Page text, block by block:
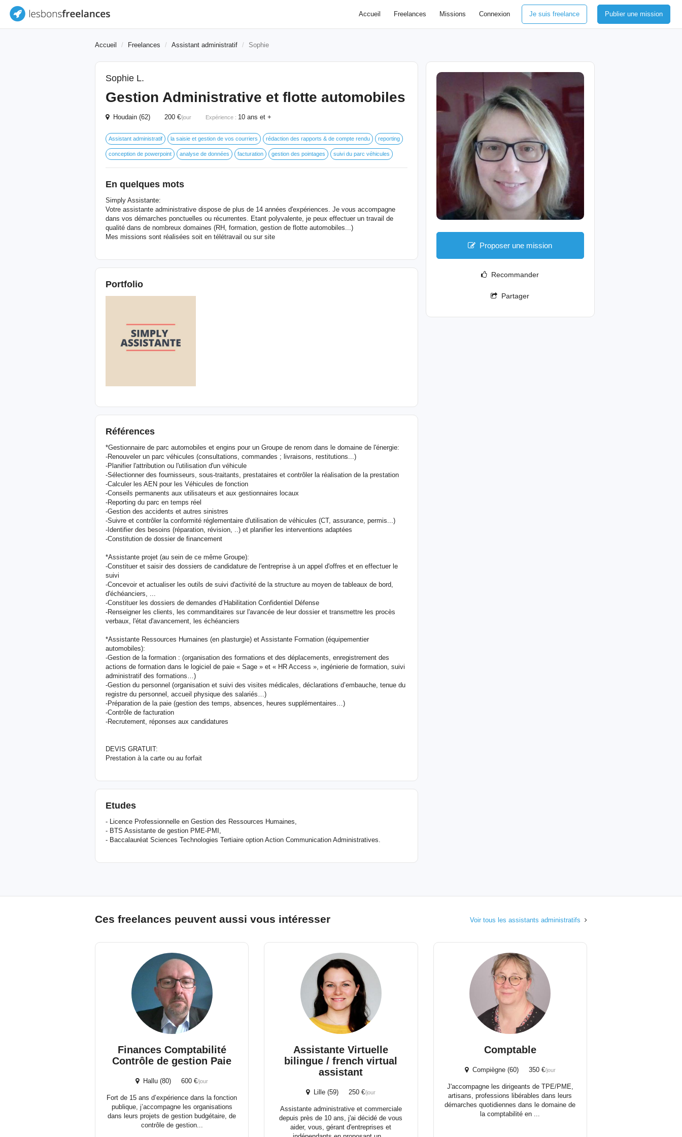
Accueil Freelances Missions Connexion Je suis freelance Publier une mission
Accueil Freelances Assistant administratif Sophie
Sophie L.
Gestion Administrative et flotte automobiles
Houdain (62) 200 €/jour Expérience : 10 ans et +
Assistant administratif la saisie et gestion de vos courriers rédaction des rapports & de compte rendu reporting
conception de powerpoint analyse de données facturation gestion des pointages suivi du parc véhicules
En quelques mots
Simply Assistante:
Votre assistante administrative dispose de plus de 14 années d'expériences. Je vous accompagne
dans vos démarches ponctuelles ou récurrentes. Etant polyvalente, je peux effectuer un travail de
qualité dans de nombreux domaines (RH, formation, gestion de flotte automobiles...)
Mes missions sont réalisées soit en télétravail ou sur site
Portfolio
Références
*Gestionnaire de parc automobiles et engins pour un Groupe de renom dans le domaine de l'énergie:
-Renouveler un parc véhicules (consultations, commandes ; livraisons, restitutions...)
-Planifier l'attribution ou l'utilisation d'un véhicule
-Sélectionner des fournisseurs, sous-traitants, prestataires et contrôler la réalisation de la prestation
-Calculer les AEN pour les Véhicules de fonction
-Conseils permanents aux utilisateurs et aux gestionnaires locaux
-Reporting du parc en temps réel
-Gestion des accidents et autres sinistres
-Suivre et contrôler la conformité réglementaire d'utilisation de véhicules (CT, assurance, permis...)
-Identifier des besoins (réparation, révision, ..) et planifier les interventions adaptées
-Constitution de dossier de financement
*Assistante projet (au sein de ce même Groupe):
-Constituer et saisir des dossiers de candidature de l'entreprise à un appel d'offres et en effectuer le
suivi
-Concevoir et actualiser les outils de suivi d'activité de la structure au moyen de tableaux de bord,
d'échéanciers, ...
-Constituer les dossiers de demandes d’Habilitation Confidentiel Défense
-Renseigner les clients, les commanditaires sur l'avancée de leur dossier et transmettre les procès
verbaux, l'état d'avancement, les échéanciers
*Assistante Ressources Humaines (en plasturgie) et Assistante Formation (équipementier
automobiles):
-Gestion de la formation : (organisation des formations et des déplacements, enregistrement des
actions de formation dans le logiciel de paie « Sage » et « HR Access », ingénierie de formation, suivi
administratif des formations…)
-Gestion du personnel (organisation et suivi des visites médicales, déclarations d’embauche, tenue du
registre du personnel, accueil physique des salariés…)
-Préparation de la paie (gestion des temps, absences, heures supplémentaires…)
-Contrôle de facturation
-Recrutement, réponses aux candidatures
DEVIS GRATUIT:
Prestation à la carte ou au forfait
Etudes
- Licence Professionnelle en Gestion des Ressources Humaines,
- BTS Assistante de gestion PME-PMI,
- Baccalauréat Sciences Technologies Tertiaire option Action Communication Administratives.
Proposer une mission
Recommander
Partager
Ces freelances peuvent aussi vous intéresser Voir tous les assistants administratifs
Finances Comptabilité
Contrôle de gestion Paie
Hallu (80) 600 €/jour
Fort de 15 ans d’expérience dans la fonction
publique, j’accompagne les organisations
dans leurs projets de gestion budgétaire, de
contrôle de gestion...
Assistante Virtuelle
bilingue / french virtual
assistant
Lille (59) 250 €/jour
Assistante administrative et commerciale
depuis près de 10 ans, j'ai décidé de vous
aider, vous, gérant d'entreprises et
Comptable
Compiègne (60) 350 €/jour
J'accompagne les dirigeants de TPE/PME,
artisans, professions libérables dans leurs
démarches quotidiennes dans le domaine de
la comptabilité en ...